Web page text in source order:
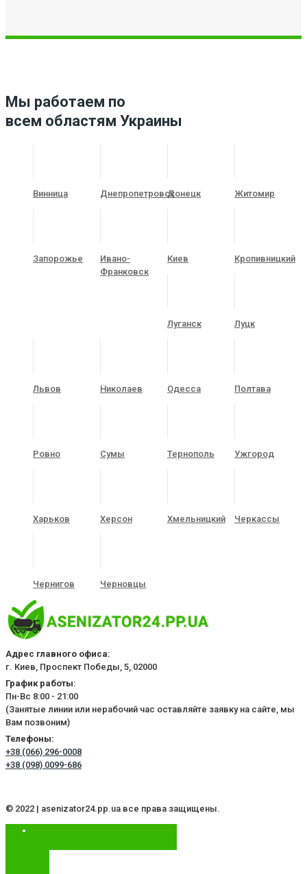
Мы работаем по
всем областям Украины
Винница ДнепропетровскДонецк Житомир
Запорожье
Ивано-
Франковск
Киев Кропивницкий
Луганск Луцк
Львов Николаев Одесса Полтава
Ровно Сумы Тернополь Ужгород
Харьков Херсон Хмельницкий Черкассы
Чернигов Черновцы
Адрес главного офиса:
г. Киев, Проспект Победы, 5, 02000
График работы:
Пн-Вс 8:00 - 21:00
(Занятые линии или нерабочий час оставляйте заявку на сайте, мы
Вам позвоним)
Телефоны:
+38 (066) 296-0008
+38 (098) 0099-686
© 2022 | asenizator24.pp.ua все права защищены.